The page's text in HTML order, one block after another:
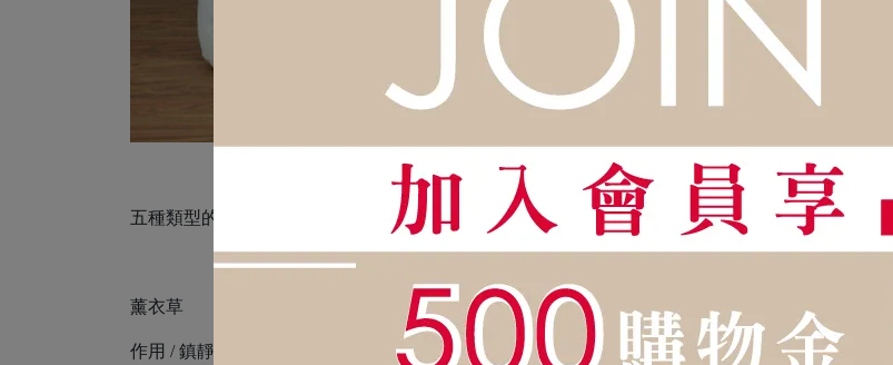
五種類型的芳香：
薰衣草
作用 / 鎮靜、消炎、鎮痛、抗菌、防蟲。